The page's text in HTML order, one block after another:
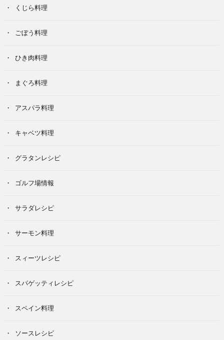
くじら料理
ごぼう料理
ひき肉料理
まぐろ料理
アスパラ料理
キャベツ料理
グラタンレシピ
ゴルフ場情報
サラダレシピ
サーモン料理
スィーツレシピ
スパゲッティレシピ
スペイン料理
ソースレシピ